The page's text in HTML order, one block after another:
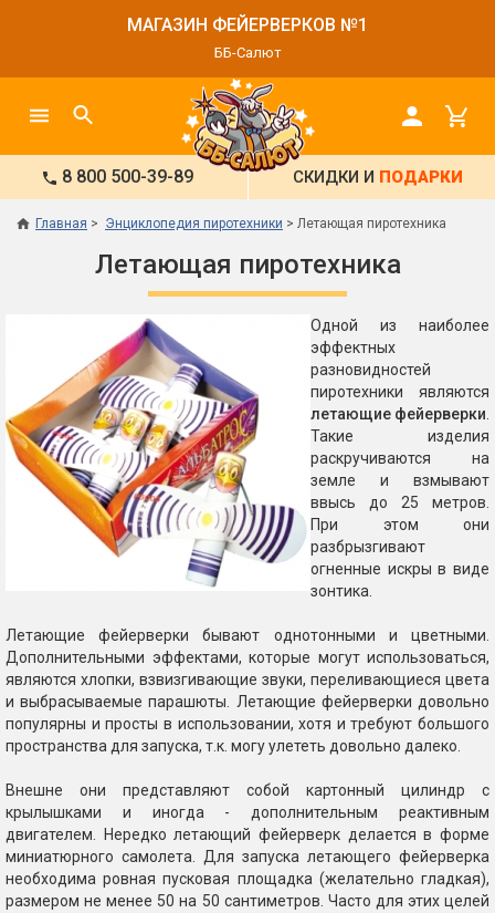
МАГАЗИН ФЕЙЕРВЕРКОВ №1
ББ-Салют
8 800 500-39-89 СКИДКИ И ПОДАРКИ
Главная Энциклопедия пиротехники Летающая пиротехника
Летающая пиротехника
Одной из наиболее
эффектных
разновидностей
пиротехники являются
летающие фейерверки
Такие изделия
раскручиваются на
земле и взмывают
ввысь до 25 метров.
При этом они
разбрызгивают
огненные искры в виде
зонтика.
Летающие фейерверки бывают однотонными и цветными.
Дополнительными эффектами, которые могут использоваться,
являются хлопки, взвизгивающие звуки, переливающиеся цвета
и выбрасываемые парашюты. Летающие фейерверки довольно
популярны и просты в использовании, хотя и требуют большого
пространства для запуска, т.к. могу улететь довольно далеко.
Внешне они представляют собой картонный цилиндр с
крылышками и иногда - дополнительным реактивным
двигателем. Нередко летающий фейерверк делается в форме
миниатюрного самолета. Для запуска летающего фейерверка
необходима ровная пусковая площадка (желательно гладкая),
размером не менее 50 на 50 сантиметров. Часто для этих целей